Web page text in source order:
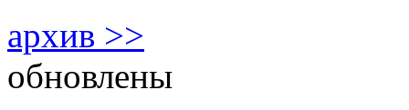
архив >>
обновлены